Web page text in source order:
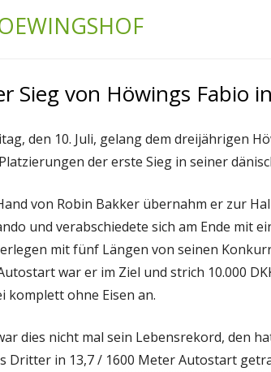
Sieg von Höwings Fabio
den 10. Juli, gelang dem dreijährigen
der erste Sieg in seiner
von Robin Bakker übernahm er zur
und verabschiedete sich am Ende mit
mit fünf Längen von seinen
war er im Ziel und strich 10.000
komplett ohne Eisen an.
dies nicht mal sein Lebensrekord, den
Dritter in 13,7 / 1600 Meter Autostart